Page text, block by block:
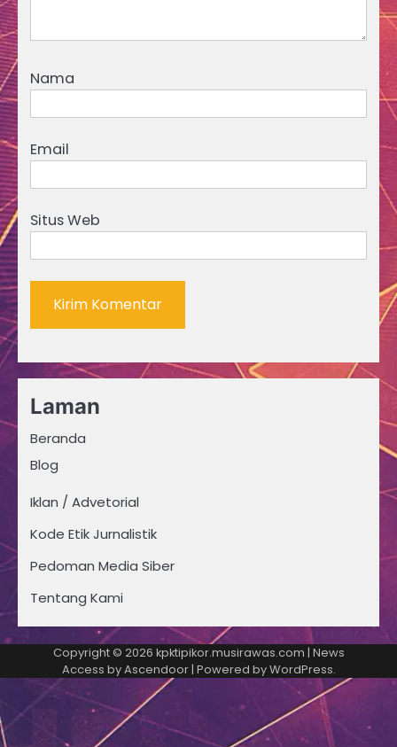
Nama
Email
Situs Web
Laman
Beranda
Blog
Iklan / Advetorial
Kode Etik Jurnalistik
Pedoman Media Siber
Tentang Kami
Copyright © 2026 kpktipikor.musirawas.com | News
Access byAscendoor| Powered byWordPress.